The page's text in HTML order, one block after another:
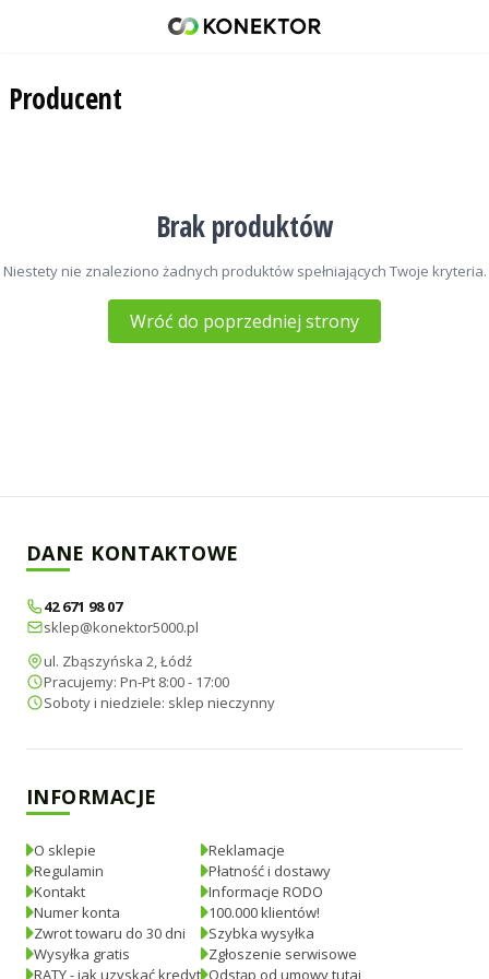
KOMUNICA
Producent
Brak produktów
Niestety nie znaleziono żadnych produktów spełniających Twoje kryteria.
Wróć do poprzedniej strony
DANE KONTAKTOWE
42 671 98 07
sklep@konektor5000.pl
ul. Zbąszyńska 2, Łódź
Pracujemy: Pn-Pt 8:00 - 17:00
Soboty i niedziele: sklep nieczynny
INFORMACJE
O sklepie
Regulamin
Kontakt
Numer konta
Zwrot towaru do 30 dni
Wysyłka gratis
RATY - jak uzyskać kredyt
Reklamacje
Płatność i dostawy
Informacje RODO
100.000 klientów!
Szybka wysyłka
Zgłoszenie serwisowe
Odstąp od umowy tutaj